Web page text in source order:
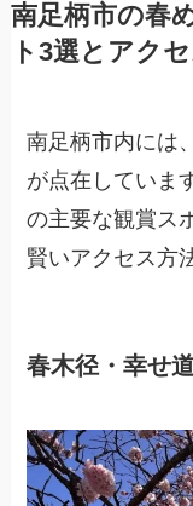
南足柄市の春
ト3選とアク
南足柄市内には
が点在していま
の主要な観賞ス
賢いアクセス方
春木径・幸せ